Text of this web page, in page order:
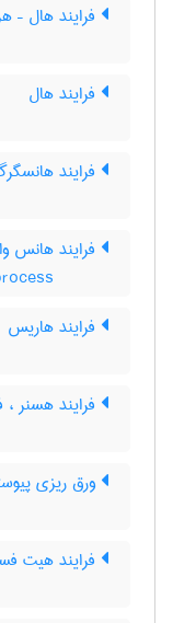
فرایند هال –
فرایند هال
فرایند
فرایند هانس
فرایند هاریس
فرایند هسنر
ورق ریزی
فرایند هیت